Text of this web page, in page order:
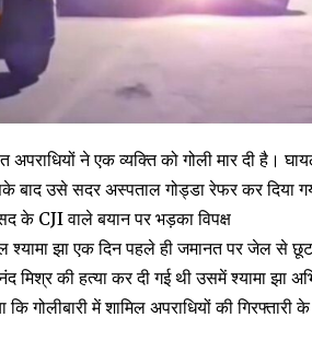
अपराधियों ने एक व्यक्ति को गोली मार दी है।
बाद उसे सदर अस्पताल गोड्डा रेफर कर दिया
के CJI वाले बयान पर भड़का विपक्ष
श्यामा झा एक दिन पहले ही जमानत पर जेल से
मिश्र की हत्या कर दी गई थी उसमें श्यामा झा
में शामिल अपराधियों की गिरफ्तारी के